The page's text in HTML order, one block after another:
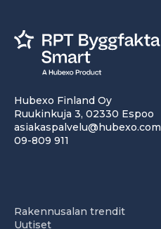
Hubexo Finland Oy
Ruukinkuja 3, 02330 Espoo
asiakaspalvelu@hubexo.com
09-809 911
Rakennusalan trendit
Uutiset